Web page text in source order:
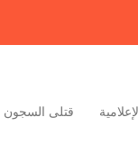
قتلى السجون